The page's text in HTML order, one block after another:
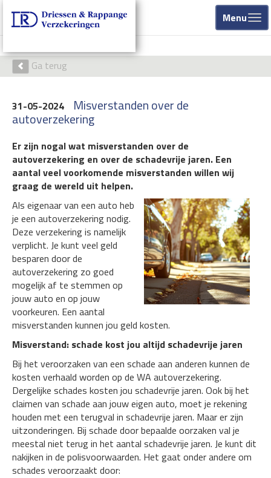
Menu
Ga terug
31-05-2024 Misverstanden over de
autoverzekering
Er zijn nogal wat misverstanden over de
autoverzekering en over de schadevrije jaren. Een
aantal veel voorkomende misverstanden willen wij
graag de wereld uit helpen.
Als eigenaar van een auto heb
je een autoverzekering nodig.
Deze verzekering is namelijk
verplicht. Je kunt veel geld
besparen door de
autoverzekering zo goed
mogelijk af te stemmen op
jouw auto en op jouw
voorkeuren. Een aantal
misverstanden kunnen jou geld kosten.
Misverstand: schade kost jou altijd schadevrije jaren
Bij het veroorzaken van een schade aan anderen kunnen de
kosten verhaald worden op de WA autoverzekering.
Dergelijke schades kosten jou schadevrije jaren. Ook bij het
claimen van schade aan jouw eigen auto, moet je rekening
houden met een terugval in schadevrije jaren. Maar er zijn
uitzonderingen. Bij schade door bepaalde oorzaken val je
meestal niet terug in het aantal schadevrije jaren. Je kunt dit
nakijken in de polisvoorwaarden. Het gaat onder andere om
schades veroorzaakt door: